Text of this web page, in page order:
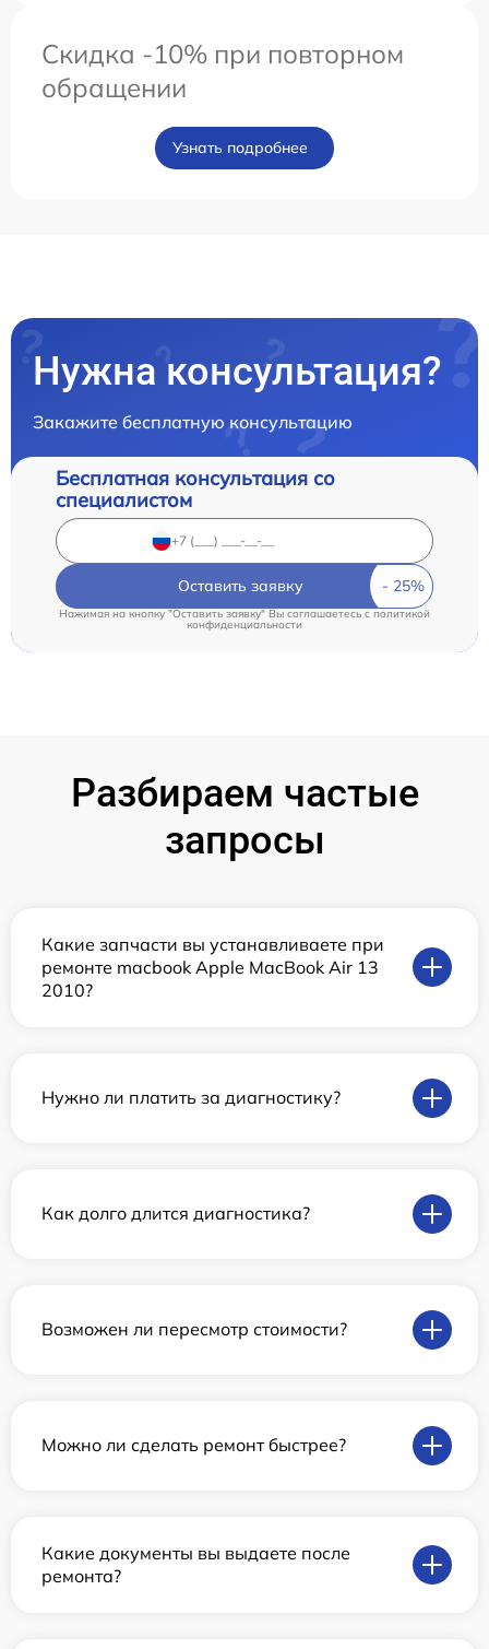
Скидка -10% при повторном
обращении
Узнать подробнее
Нужна консультация?
Закажите бесплатную консультацию
Бесплатная консультация со
специалистом
Оставить заявку
Нажимая на кнопку "Оставить заявку" Вы соглашаетесь cполитикой
конфиденциальности
Разбираем частые
запросы
Какие запчасти вы устанавливаете при
ремонте macbook Apple MacBook Air 13
2010?
Нужно ли платить за диагностику?
Как долго длится диагностика?
Возможен ли пересмотр стоимости?
Можно ли сделать ремонт быстрее?
Какие документы вы выдаете после
ремонта?